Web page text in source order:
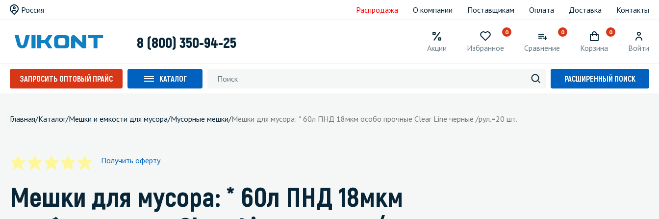
Россия Распродажа О компании Поставщикам Оплата Доставка Контакты
8 (800) 350-94-25 Акции
0
Избранное
0
Сравнение
0
Корзина Войти
ЗАПРОСИТЬ ОПТОВЫЙ ПРАЙС КАТАЛОГ РАСШИРЕННЫЙ ПОИСК
Главная/Каталог/Мешки и емкости для мусора/Мусорные мешки/Мешки для мусора: * 60л ПНД 18мкм особо прочные Clear Line черные /рул.=20 шт.
Получить оферту
Мешки для мусора: * 60л ПНД 18мкм